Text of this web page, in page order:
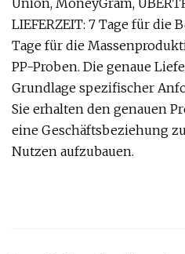
Union, MoneyGram,
LIEFERZEIT: 7 Tage für die
Tage für die
PP-Proben. Die genaue
Grundlage spezifischer
Sie erhalten den genauen
eine Geschäftsbeziehung
Nutzen aufzubauen.